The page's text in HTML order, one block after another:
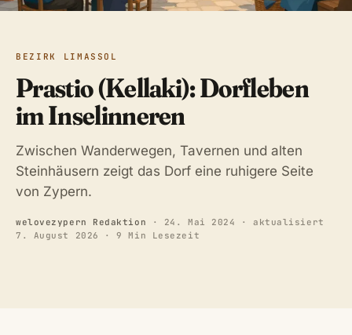
BEZIRK LIMASSOL
Prastio (Kellaki): Dorfleben
im Inselinneren
Zwischen Wanderwegen, Tavernen und alten
Steinhäusern zeigt das Dorf eine ruhigere Seite
von Zypern.
welovezypern Redaktion · 24. Mai 2024 · aktualisiert
7. August 2026
· 9 Min Lesezeit